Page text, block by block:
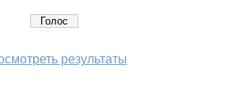
результаты